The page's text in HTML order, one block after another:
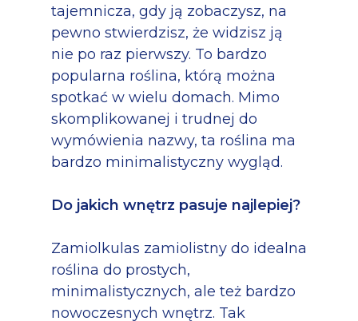
tajemnicza, gdy ją zobaczysz, na
pewno stwierdzisz, że widzisz ją
nie po raz pierwszy. To bardzo
popularna roślina, którą można
spotkać w wielu domach. Mimo
skomplikowanej i trudnej do
wymówienia nazwy, ta roślina ma
bardzo minimalistyczny wygląd.
Do jakich wnętrz pasuje najlepiej?
Zamiolkulas zamiolistny do idealna
roślina do prostych,
minimalistycznych, ale też bardzo
nowoczesnych wnętrz. Tak